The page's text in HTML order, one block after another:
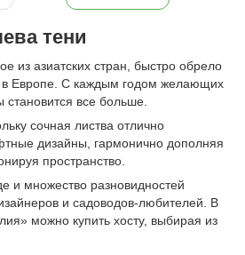
тени
из азиатских стран, быстро обрело
в Европе. С каждым годом желающих
становится все больше.
сочная листва отлично
дизайны, гармонично дополняя
пространство.
и множество разновидностей
и садоводов-любителей. В
можно купить хосту, выбирая из